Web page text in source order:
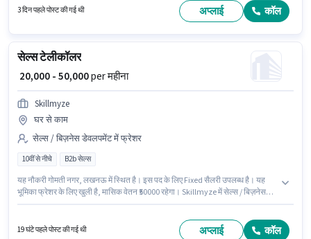
Sales Consultant पद के लिए सक्रिय रूप से हायर कर रहा है। इस भूमिका के लिए
उम्मीदवार के पास कंप्यूटर नॉलेज, वायरिंग होना अनिवार्य है।
3 दिन पहले पोस्ट की गई थी अप्लाई कॉल
सेल्स टेलीकॉलर
₹ 20,000 - 50,000per महीना
Skillmyze
घर से काम
सेल्स / बिज़नेस डेवलपमेंट में फ्रेशर
10वीं से नीचे B2b सेल्स
यह नौकरी गोमती नगर, लखनऊ में स्थित है। इस पद के लिए Fixed सैलरी उपलब्ध है। यह
भूमिका फ्रेशर के लिए खुली है, मासिक वेतन ₹50000 रहेगा। Skillmyze में सेल्स / बिज़नेस
19 घंटे पहले पोस्ट की गई थी अप्लाई कॉल